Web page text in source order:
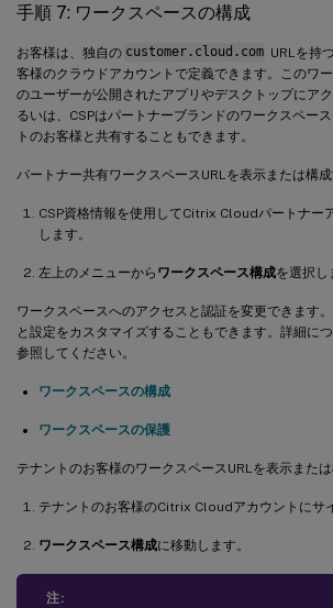
手順 7: ワークスペースの構成
お客様は、独自の customer.cloud.com URLを持
客様のクラウドアカウントで定義できます。このワ
のユーザーが公開されたアプリやデスクトップにア
るいは、CSPはパートナーブランドのワークスペー
トのお客様と共有することもできます。
パートナー共有ワークスペースURLを表示または構
CSP資格情報を使用してCitrix Cloudパートナー
します。
左上のメニューから ワークスペース構成を選択し
ワークスペースへのアクセスと認証を変更できます
と設定をカスタマイズすることもできます。詳細に
参照してください。
ワークスペースの構成
ワークスペースの保護
テナントのお客様のワークスペースURLを表示また
テナントのお客様のCitrix Cloudアカウントにサ
ワークスペース構成に移動します。
注: